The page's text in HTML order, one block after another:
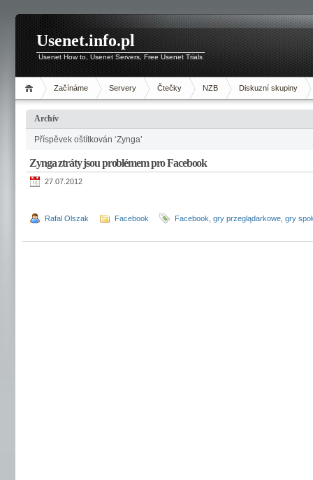
Usenet.info.pl
Usenet How to, Usenet Servers, Free Usenet Trials
Začínáme Servery Čtečky NZB Diskuzní skupiny
Archív
Příspěvek oštítkován ‘Zynga’
Zynga ztráty jsou problémem pro Facebook
27.07.2012
Rafal Olszak Facebook Facebook gry przeglądarkowe gry